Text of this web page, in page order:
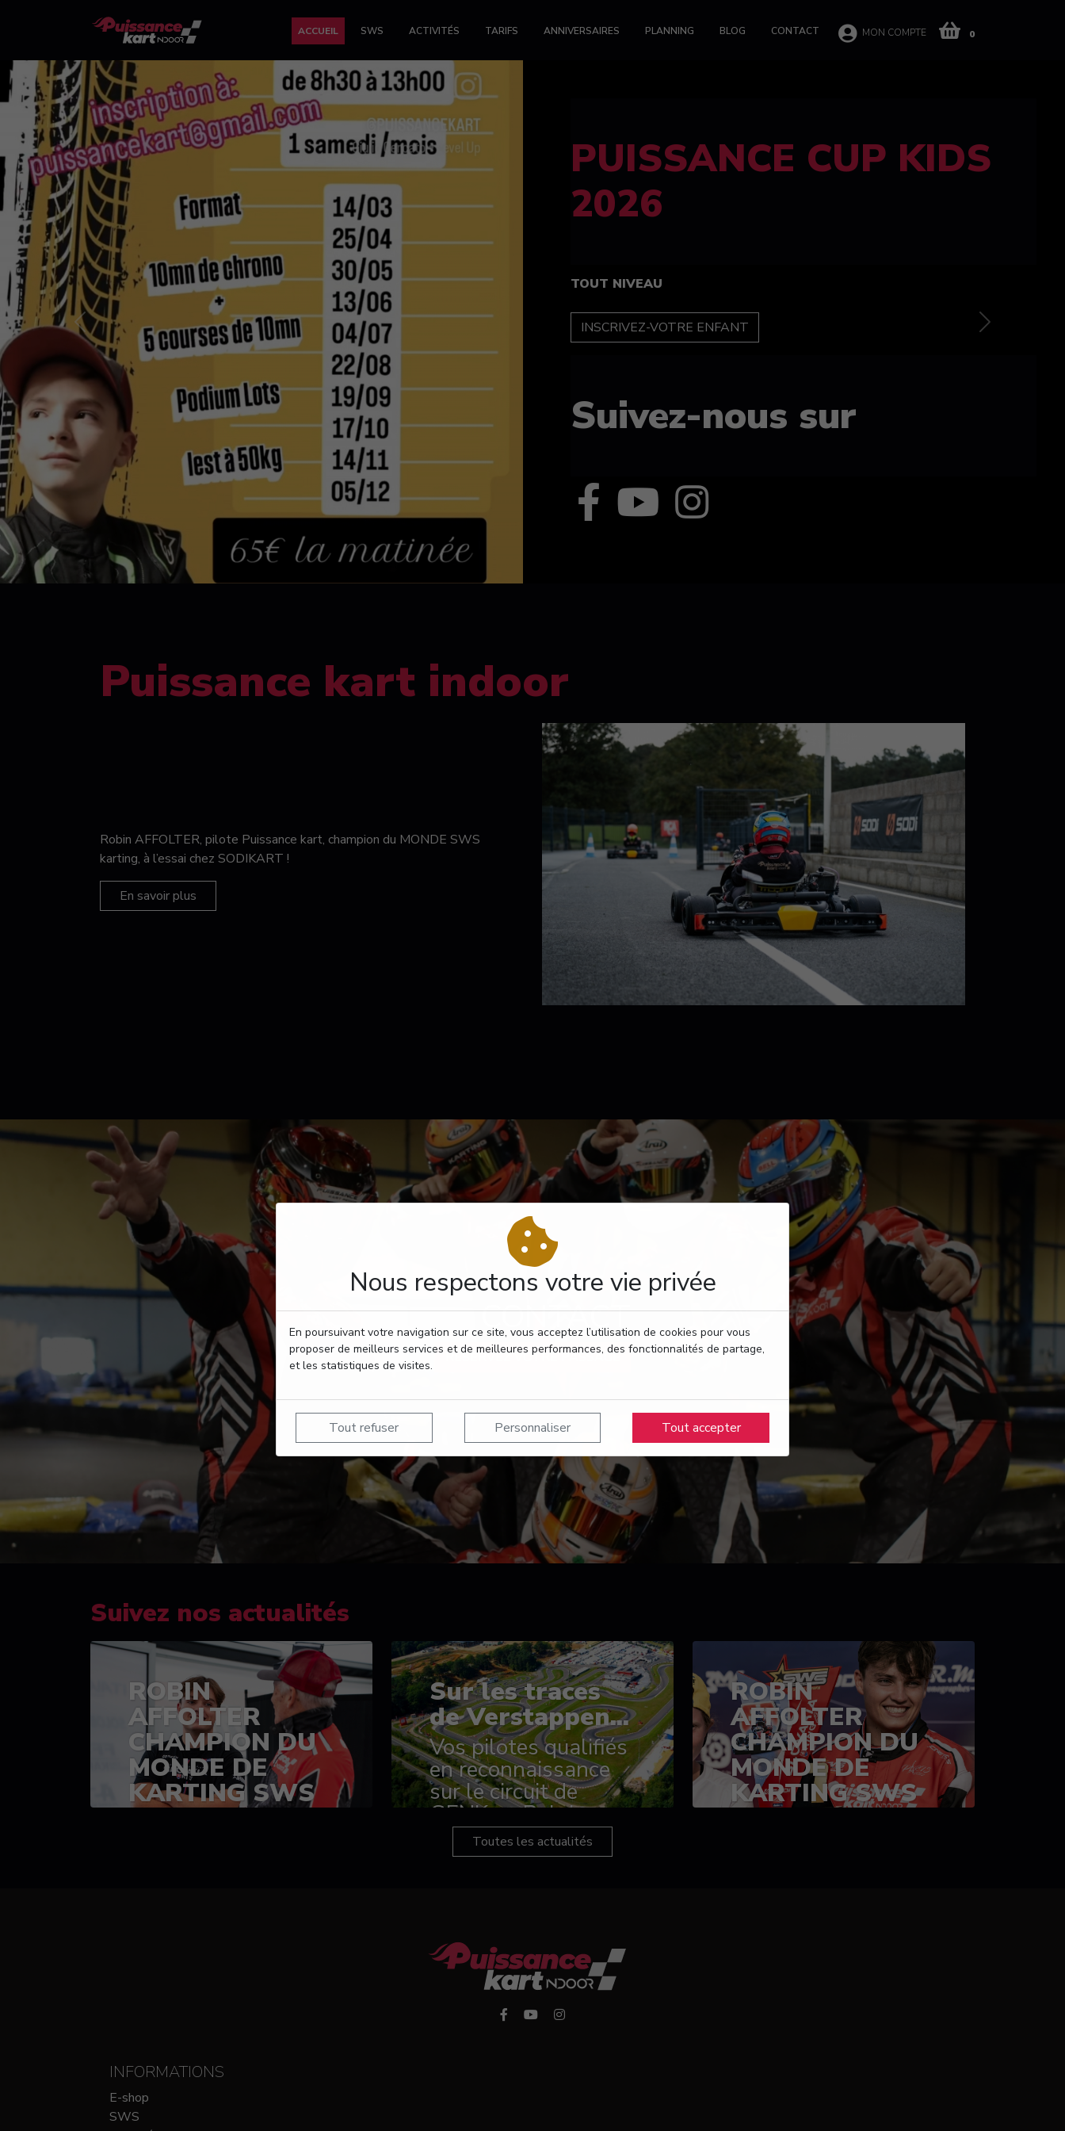
Nous respectons votre vie privée
En poursuivant votre navigation sur ce site, vous acceptez l’utilisation de cookies pour vous
proposer de meilleurs services et de meilleures performances, des fonctionnalités de partage,
et les statistiques de visites.
Tout refuser Personnaliser Tout accepter
ACCUEIL SWS ACTIVITÉS TARIFS ANNIVERSAIRES PLANNING BLOG CONTACT MON COMPTE 0
FELINE CUP 100%
féminine
TOUT NIVEAU
INSCRIPTION
Suivez-nous sur
Previous Next
Puissance kart indoor
Robin AFFOLTER, pilote Puissance kart, champion du MONDE SWS
karting, à l’essai chez SODIKART !
En savoir plus
CONTACT
RÉSERVEZ VOTRE PASSAGE
Suivez nos actualités
ROBIN
AFFOLTER
CHAMPION DU
MONDE DE
KARTING SWS
(SPRINT)
Sur les traces
de Verstappen...
Vos pilotes qualifiés
en reconnaissance
sur le circuit de
GENK en Belgique
ROBIN
AFFOLTER
CHAMPION DU
MONDE DE
KARTING SWS
Toutes les actualités
INFORMATIONS
E-shop
SWS